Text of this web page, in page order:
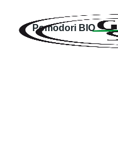
Pomodori BIO